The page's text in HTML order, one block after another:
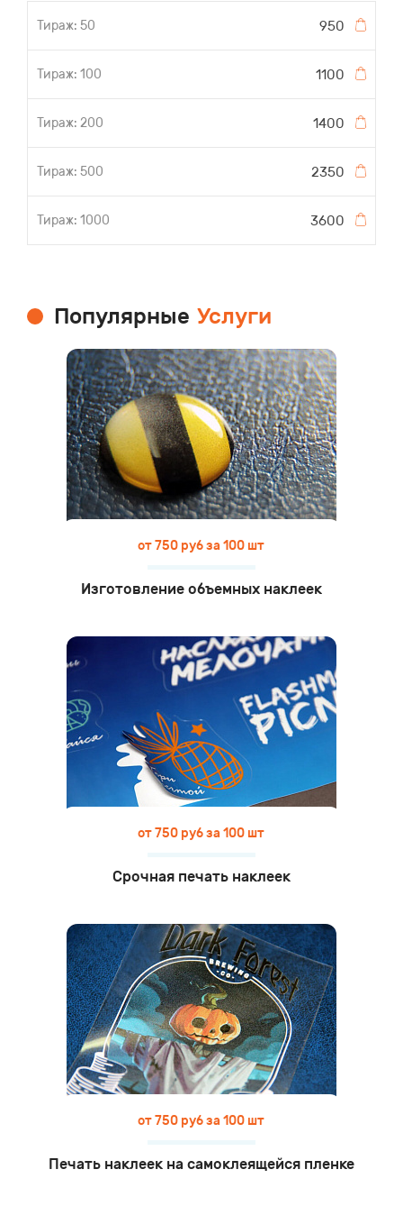
950
1100
1400
2350
3600
Популярные Услуги
от 750 руб за 100 шт
Изготовление объемных наклеек
от 750 руб за 100 шт
Срочная печать наклеек
от 750 руб за 100 шт
Печать наклеек на самоклеящейся пленке